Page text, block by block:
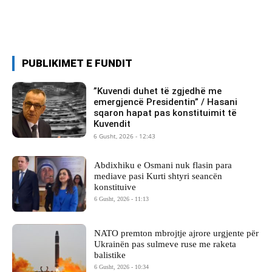
PUBLIKIMET E FUNDIT
​”Kuvendi duhet të zgjedhë me
emergjencë Presidentin” / Hasani
sqaron hapat pas konstituimit të
Kuvendit
6 Gusht, 2026 - 12:43
Abdixhiku e Osmani nuk flasin para
mediave pasi Kurti shtyri seancën
konstituive
6 Gusht, 2026 - 11:13
NATO premton mbrojtje ajrore urgjente për
Ukrainën pas sulmeve ruse me raketa
balistike
6 Gusht, 2026 - 10:34